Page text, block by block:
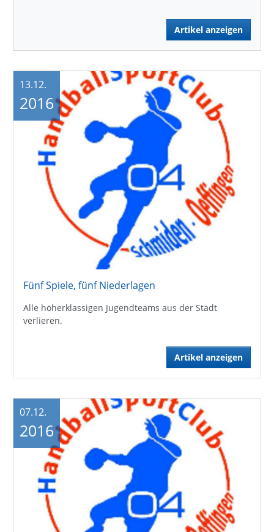
Artikel anzeigen
Fünf Spiele, fünf Niederlagen
Alle höherklassigen Jugendteams aus der Stadt
verlieren.
Artikel anzeigen
13.12.
2016
07.12.
2016